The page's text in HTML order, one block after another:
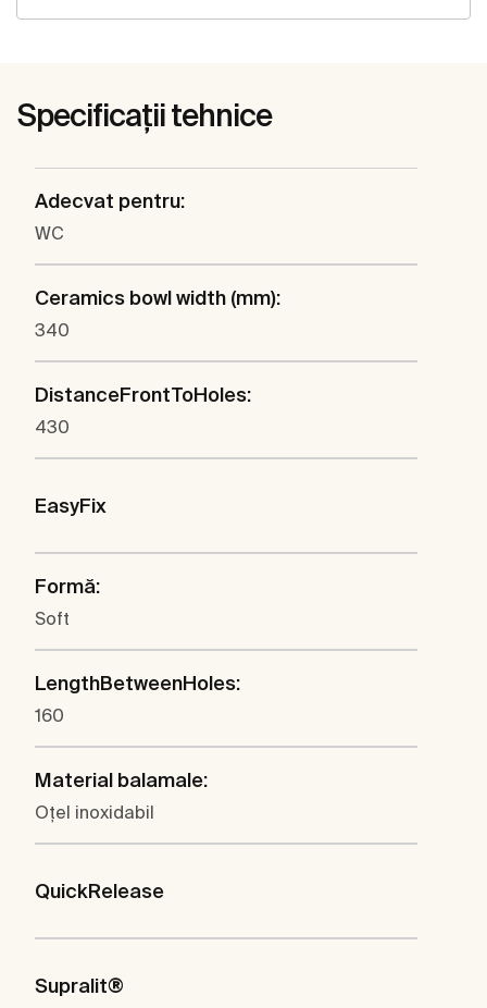
Specificații tehnice
Adecvat pentru:
WC
Ceramics bowl width (mm):
340
DistanceFrontToHoles:
430
EasyFix
Formă:
Soft
LengthBetweenHoles:
160
Material balamale:
Oţel inoxidabil
QuickRelease
Supralit®